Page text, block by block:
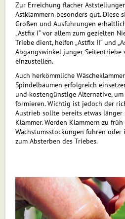
Zur Erreichung flacher
Astklammern besonders gut. Diese
Größen und Ausführungen
„Astfix I“ vor allem zum gezielten
Triebe dient, helfen „Astfix II“ und
Abgangswinkel junger Seitentriebe
einzustellen.
Auch herkömmliche
Spindelbäumen erfolgreich
und kostengünstige Alternative,
formieren. Wichtig ist jedoch der
Austrieb sollte bereits etwas
Klammer. Werden Klammern zu
Wachstumsstockungen führen
zum Absterben des Triebes.